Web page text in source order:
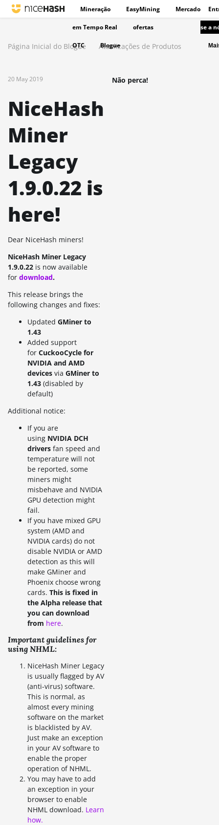
Mineração EasyMining Mercado
em Tempo Real ofertas
OTC Blogue
se a
Página Inicial do Blogue Atualizações de Produtos
20 May 2019
NiceHash
Miner
Legacy
1.9.0.22 is
here!
Dear NiceHash miners!
NiceHash Miner Legacy
1.9.0.22 is now available
for download.
This release brings the
following changes and fixes:
Updated GMiner to
1.43
Added support
for CuckooCycle for
NVIDIA and AMD
devices via GMiner to
1.43 (disabled by
default)
Additional notice:
If you are
using NVIDIA DCH
drivers fan speed and
temperature will not
be reported, some
miners might
misbehave and NVIDIA
GPU detection might
fail.
If you have mixed GPU
system (AMD and
NVIDIA cards) do not
disable NVIDIA or AMD
detection as this will
make GMiner and
Phoenix choose wrong
cards. This is fixed in
the Alpha release that
you can download
from here.
Important guidelines for
using NHML:
NiceHash Miner Legacy
is usually flagged by AV
(anti-virus) software.
This is normal, as
almost every mining
software on the market
is blacklisted by AV.
Just make an exception
in your AV software to
enable the proper
operation of NHML.
You may have to add
an exception in your
browser to enable
NHML download. Learn
how.
Não perca!